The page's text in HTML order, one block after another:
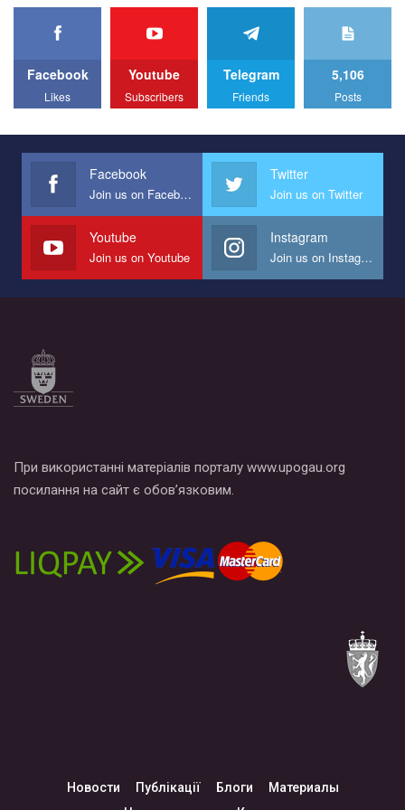
We appeal to your support and ask to help us implement our plan
All you have to do is to press "Like" below the video.
Эмоционально сильный ролик от команды "Гей-альянс
представляющий программу развития организации.
Мы просим вас поддержать нас и помочь нам реализовать
наш план по борьбе с насилием и дискриминацией на почве
СОГИ в Украине.
Все, что вам нужно сделать - это зайти на наш канал YouTube
по этой ссылке и поставить лайк под видео.
Facebook
Likes
Youtube
Subscribers
Telegram
Friends
5,106
Posts
Facebook
Join us on Facebook
Twitter
Join us on Twitter
Youtube
Join us on Youtube
Instagram
Join us on Instagram
При використанні матеріалів порталу www.upogau.org
посилання на сайт є обов’язковим.
Новости Публікації Блоги
Материалы